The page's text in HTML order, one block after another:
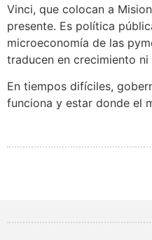
Vinci, que colocan a
presente. Es política
microeconomía de las
traducen en crecimiento
En tiempos difíciles,
funciona y estar donde el